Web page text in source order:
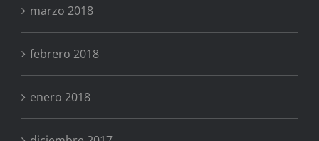
marzo 2018
febrero 2018
enero 2018